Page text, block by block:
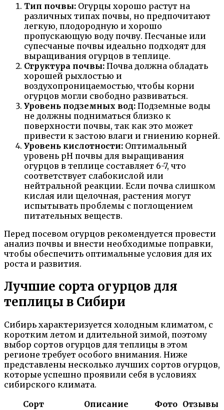
Тип почвы: Огурцы хорошо растут на
различных типах почвы, но предпочитают
легкую, плодородную и хорошо
пропускающую воду почву. Песчаные или
супесчаные почвы идеально подходят для
выращивания огурцов в теплице.
Структура почвы: Почва должна обладать
хорошей рыхлостью и
воздухопроницаемостью, чтобы корни
огурцов могли свободно развиваться.
Уровень подземных вод: Подземные воды
не должны подниматься близко к
поверхности почвы, так как это может
привести к застою влаги и гниению корней.
Уровень кислотности: Оптимальный
уровень pH почвы для выращивания
огурцов в теплице составляет 6-7, что
соответствует слабокислой или
нейтральной реакции. Если почва слишком
кислая или щелочная, растения могут
испытывать проблемы с поглощением
питательных веществ.
Перед посевом огурцов рекомендуется провести
анализ почвы и внести необходимые поправки,
чтобы обеспечить оптимальные условия для их
роста и развития.
Лучшие сорта огурцов для
теплицы в Сибири
Сибирь характеризуется холодным климатом, с
коротким летом и длительной зимой, поэтому
выбор сортов огурцов для теплицы в этом
регионе требует особого внимания. Ниже
представлены несколько лучших сортов огурцов,
которые успешно проявили себя в условиях
сибирского климата.
Сорт
Описание Фото Отзывы